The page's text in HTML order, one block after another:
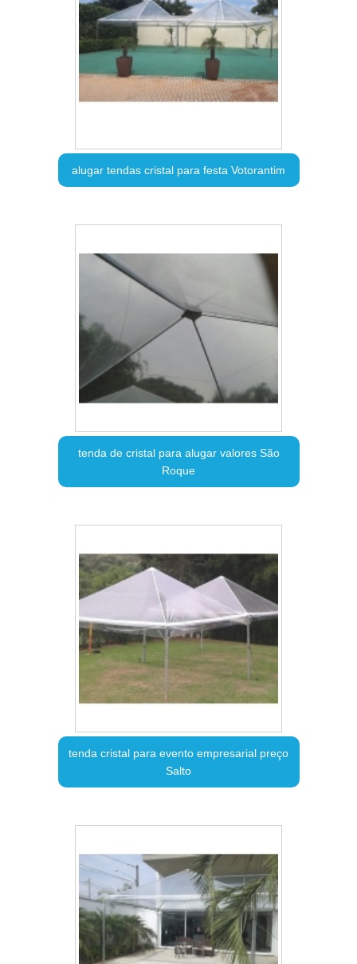
alugar tendas cristal para festa Votorantim
tenda de cristal para alugar valores São
Roque
tenda cristal para evento empresarial preço
Salto